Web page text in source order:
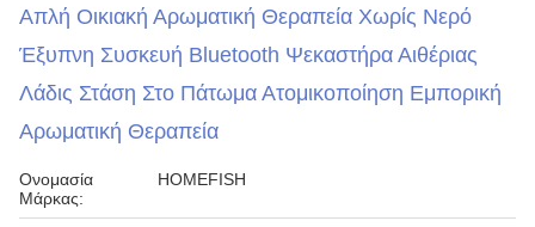
Απλή Οικιακή Αρωματική Θεραπεία Χωρίς Νερό
Έξυπνη Συσκευή Bluetooth Ψεκαστήρα Αιθέριας
Λάδις Στάση Στο Πάτωμα Ατομικοποίηση Εμπορική
Αρωματική Θεραπεία
Ονομασία
Μάρκας:
HOMEFISH